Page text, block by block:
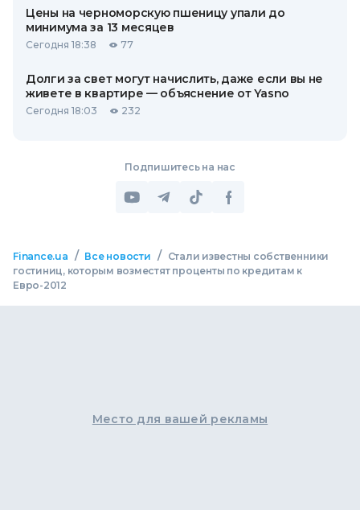
Цены на черноморскую пшеницу упали до
минимума за 13 месяцев
Сегодня 18:38 77
Долги за свет могут начислить, даже если вы не
живете в квартире — объяснение от Yasno
Сегодня 18:03 232
Подпишитесь на нас
Finance.ua / Все новости /
Стали известны собственники
гостиниц, которым возместят проценты по кредитам к
Евро-2012
Место для вашей рекламы